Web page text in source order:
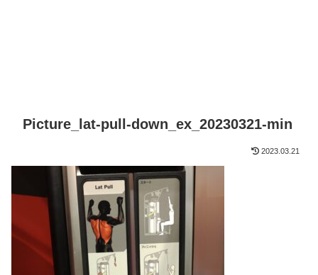
Picture_lat-pull-down_ex_20230321-min
2023.03.21